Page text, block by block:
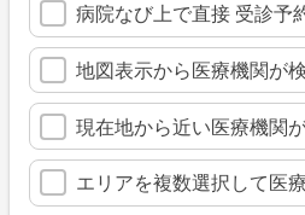
病院なび上で直接 受診予
地図表示から医療機関が
現在地から近い医療機関
エリアを複数選択して医